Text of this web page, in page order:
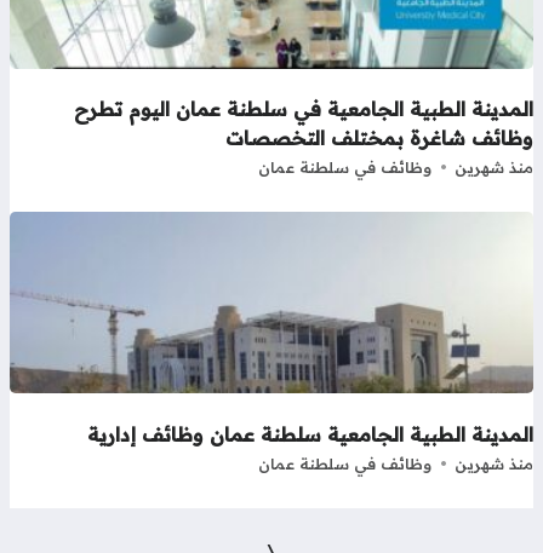
الطبية الجامعية في سلطنة عمان اليوم تطرح
شاغرة بمختلف التخصصات
شهرين وظائف في سلطنة عمان
الطبية الجامعية سلطنة عمان وظائف إدارية
شهرين وظائف في سلطنة عمان